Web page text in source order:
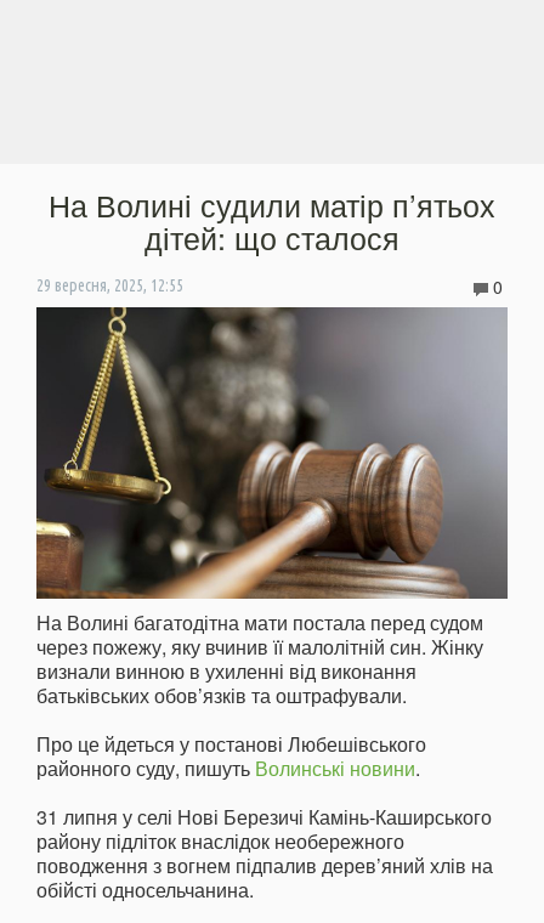
На Волині судили матір п’ятьох
дітей: що сталося
29 вересня, 2025, 12:55 0
На Волині багатодітна мати постала перед судом
через пожежу, яку вчинив її малолітній син. Жінку
визнали винною в ухиленні від виконання
батьківських обов’язків та оштрафували.
Про це йдеться у постанові Любешівського
районного суду, пишуть Волинські новини.
31 липня у селі Нові Березичі Камінь-Каширського
району підліток внаслідок необережного
поводження з вогнем підпалив дерев’яний хлів на
обійсті односельчанина.